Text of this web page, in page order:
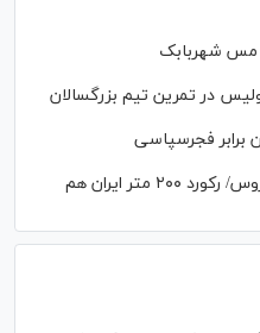
مس شهربابک
در تمرین تیم بزرگسالان
برابر فجرسپاسی
آتش‌بازی دونده ایرانی در بلاروس/ رکورد ۲۰۰ متر ایران هم